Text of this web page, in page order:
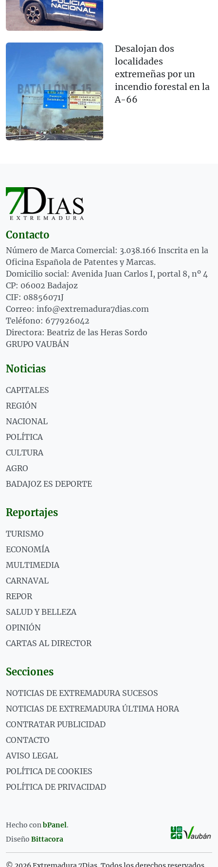
Desalojan dos
localidades
extremeñas por un
incendio forestal en la
A-66
Contacto
Número de Marca Comercial: 3.038.166 Inscrita en la
Oficina Española de Patentes y Marcas.
Domicilio social: Avenida Juan Carlos I, portal 8, nº 4
CP: 06002 Badajoz
CIF: 08856071J
Correo: info@extremadura7dias.com
Teléfono: 677926042
Directora: Beatriz de las Heras Sordo
GRUPO VAUBÁN
Noticias
CAPITALES
REGIÓN
NACIONAL
POLÍTICA
CULTURA
AGRO
BADAJOZ ES DEPORTE
Reportajes
TURISMO
ECONOMÍA
MULTIMEDIA
CARNAVAL
REPOR
SALUD Y BELLEZA
OPINIÓN
CARTAS AL DIRECTOR
Secciones
NOTICIAS DE EXTREMADURA SUCESOS
NOTICIAS DE EXTREMADURA ÚLTIMA HORA
CONTRATAR PUBLICIDAD
CONTACTO
AVISO LEGAL
POLÍTICA DE COOKIES
POLÍTICA DE PRIVACIDAD
Hecho conbPanel.
Diseño Bittacora